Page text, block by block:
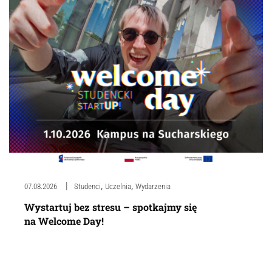
07.08.2026 Studenci, Uczelnia, Wydarzenia
Wystartuj bez stresu – spotkajmy się
na Welcome Day!